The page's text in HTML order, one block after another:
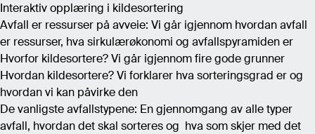
Interaktiv opplæring i kildesortering
Avfall er ressurser på avveie: Vi går igjennom hvordan avfall
er ressurser, hva sirkulærøkonomi og avfallspyramiden er
Hvorfor kildesortere? Vi går igjennom fire gode grunner
Hvordan kildesortere? Vi forklarer hva sorteringsgrad er og
hvordan vi kan påvirke den
De vanligste avfallstypene: En gjennomgang av alle typer
avfall, hvordan det skal sorteres og hva som skjer med det